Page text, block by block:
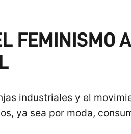
FEMINISMO
industriales y el
ya sea por moda,